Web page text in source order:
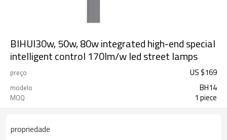
BIHUI30w, 50w, 80w integrated high-end special
intelligent control 170lm/w led street lamps
preço US $169
modelo BH14
MOQ 1 piece
propriedade